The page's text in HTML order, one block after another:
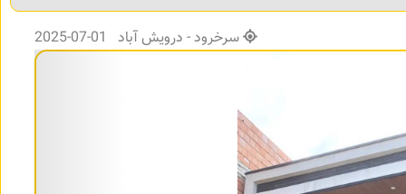
سرخرود - درویش آباد 01-07-2025